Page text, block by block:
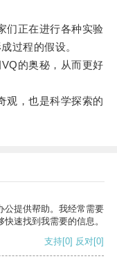
正在进行各种实验
过程的假设。
的奥秘，从而更好
，也是科学探索的
公提供帮助。我经常需要
速找到我需要的信息。
支持[0] 反对[0]